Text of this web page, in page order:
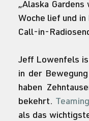
„Alaska
Woche lief und
Call-in-
Jeff Lowenfels
in der
haben
bekehrt.
als das